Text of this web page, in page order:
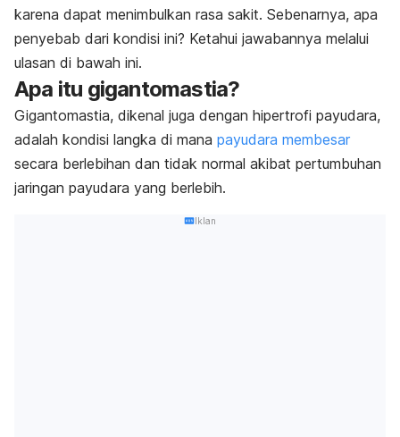
karena dapat menimbulkan rasa sakit. Sebenarnya, apa
penyebab dari kondisi ini? Ketahui jawabannya melalui
ulasan di bawah ini.
Apa itu gigantomastia?
Gigantomastia, dikenal juga dengan hipertrofi payudara,
adalah kondisi langka di mana payudara membesar
secara berlebihan dan tidak normal akibat pertumbuhan
jaringan payudara yang berlebih.
Iklan